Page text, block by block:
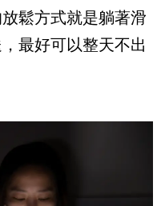
鬆方式就是躺著滑
最好可以整天不出